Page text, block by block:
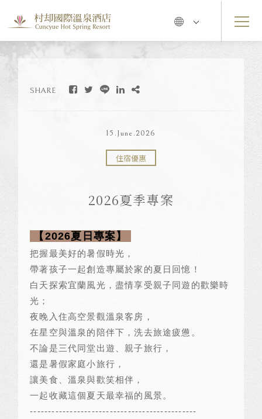
SHARE
15.June.2026
住宿優惠
2026夏季專案
【 2026夏日專案】
把握最美好的暑假時光，
帶著孩子一起創造專屬於家的夏日回憶！
白天探索宜蘭風光，盡情享受親子同遊的歡樂時
光；
夜晚入住高空景觀溫泉客房，
在星空與溫泉的陪伴下，洗去旅途疲憊。
不論是三代同堂出遊、親子旅行，
還是暑假家庭小旅行，
讓美食、溫泉與歡笑相伴，
一起收藏這個夏天最幸福的風景。
----------------------------------------------